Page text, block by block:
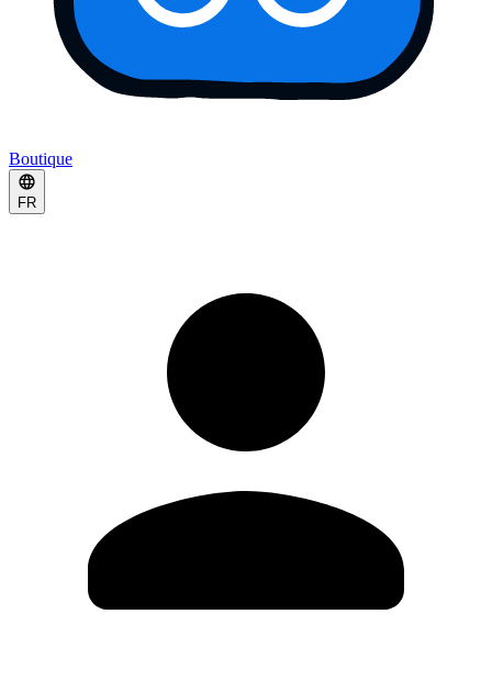
Boutique
FR